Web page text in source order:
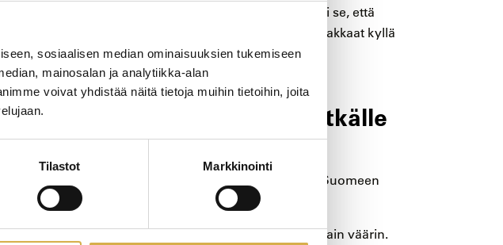
sosiaalisen median ominaisuuksien tukemiseen
mainosalan ja analytiikka-alan
voivat yhdistää näitä tietoja muihin tietoihin, joita
Tilastot Markkinointi
Ruotsin puhumisen kynnystä laski se, että
vaikka sanotte väärin – tärkeintä on, että yrittää. Asiakkaat kyllä
Maris sanoo.
uuden opettelussa pitkälle
käyttöön ensimmäistä kertaa, sillä lapsena Virosta Suomeen
ollut vastaavassa tilanteessa.
nytkin sanonut muille, että korjatkaa, jos sanon jotain väärin.